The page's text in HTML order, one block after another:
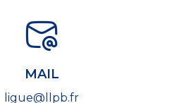
MAIL
ligue@llpb.fr